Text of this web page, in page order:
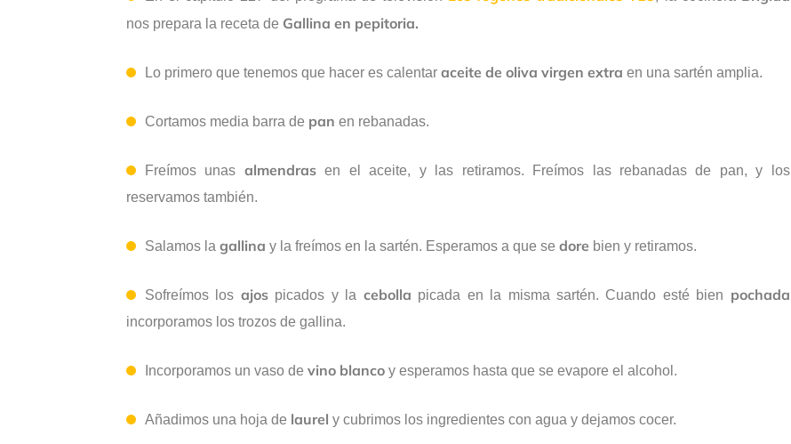
nos prepara la receta de Gallina en pepitoria.
Lo primero que tenemos que hacer es calentar aceite de oliva virgen extra en una sartén amplia.
Cortamos media barra de pan en rebanadas.
Freímos unas almendrasen el aceite, y las retiramos. Freímos las rebanadas de pan, y los
reservamos también.
Salamos la gallina y la freímos en la sartén. Esperamos a que se dore bien y retiramos.
Sofreímos los ajospicados y la cebolla picada en la misma sartén. Cuando esté bien pochada
incorporamos los trozos de gallina.
Incorporamos un vaso de vino blanco y esperamos hasta que se evapore el alcohol.
Añadimos una hoja de laurel y cubrimos los ingredientes con agua y dejamos cocer.